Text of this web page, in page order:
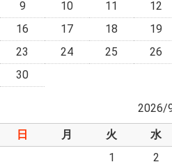
9
10 11 12
16
17 18 19
23
24 25 26
30
2026/
日
月 火 水
1
2